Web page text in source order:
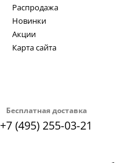
Бесплатная доставка
+7 (495) 255-03-21
Распродажа
Новинки
Акции
Карта сайта